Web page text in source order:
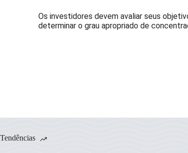
Os investidores devem avaliar seus
determinar o grau apropriado de
Tendências